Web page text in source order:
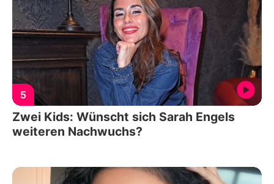
5
Zwei Kids: Wünscht sich Sarah Engels
weiteren Nachwuchs?